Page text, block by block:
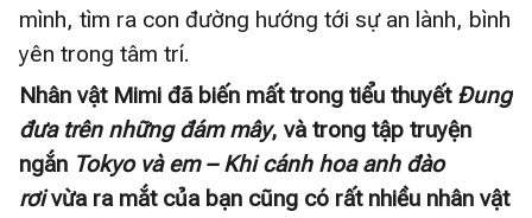
mình, tìm ra con đường hướng tới sự an lành, bình
yên trong tâm trí.
Nhân vật Mimi đã biến mất trong tiểu thuyết Đung
đưa trên những đám mây, và trong tập truyện
ngắn Tokyo và em – Khi cánh hoa anh đào
rơivừa ra mắt của bạn cũng có rất nhiều nhân vật